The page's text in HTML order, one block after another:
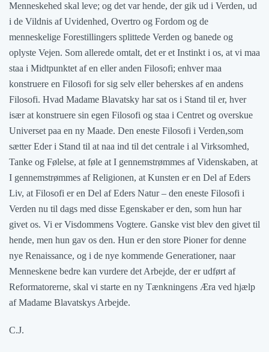
Menneskehed skal leve; og det var hende, der gik ud i Verden, ud
i de Vildnis af Uvidenhed, Overtro og Fordom og de
menneskelige Forestillingers splittede Verden og banede og
oplyste Vejen. Som allerede omtalt, det er et Instinkt i os, at vi maa
staa i Midtpunktet af en eller anden Filosofi; enhver maa
konstruere en Filosofi for sig selv eller beherskes af en andens
Filosofi. Hvad Madame Blavatsky har sat os i Stand til er, hver
især at konstruere sin egen Filosofi og staa i Centret og overskue
Universet paa en ny Maade. Den eneste Filosofi i Verden,som
sætter Eder i Stand til at naa ind til det centrale i al Virksomhed,
Tanke og Følelse, at føle at I gennemstrømmes af Videnskaben, at
I gennemstrømmes af Religionen, at Kunsten er en Del af Eders
Liv, at Filosofi er en Del af Eders Natur – den eneste Filosofi i
Verden nu til dags med disse Egenskaber er den, som hun har
givet os. Vi er Visdommens Vogtere. Ganske vist blev den givet til
hende, men hun gav os den. Hun er den store Pioner for denne
nye Renaissance, og i de nye kommende Generationer, naar
Menneskene bedre kan vurdere det Arbejde, der er udført af
Reformatorerne, skal vi starte en ny Tænkningens Æra ved hjælp
af Madame Blavatskys Arbejde.
C.J.